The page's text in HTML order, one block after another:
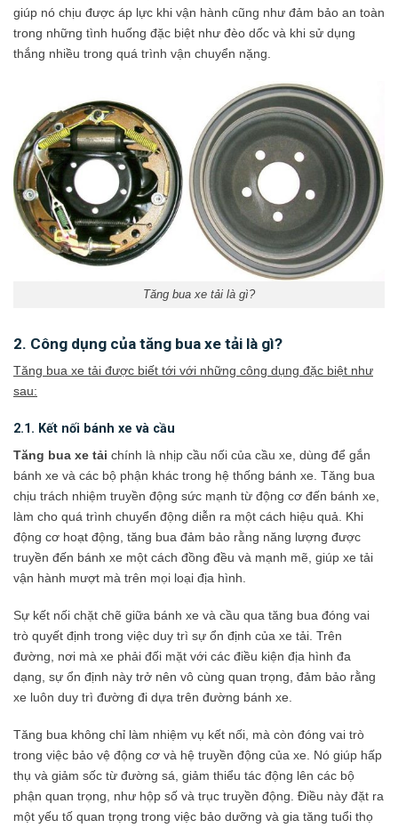
giúp nó chịu được áp lực khi vận hành cũng như đảm bảo an toàn
trong những tình huống đặc biệt như đèo dốc và khi sử dụng
thắng nhiều trong quá trình vận chuyển nặng.
Tăng bua xe tải là gì?
2. Công dụng của tăng bua xe tải là gì?
Tăng bua xe tải được biết tới với những công dụng đặc biệt như
sau:
2.1. Kết nối bánh xe và cầu
Tăng bua xe tải chính là nhịp cầu nối của cầu xe, dùng để gắn
bánh xe và các bộ phận khác trong hệ thống bánh xe. Tăng bua
chịu trách nhiệm truyền động sức mạnh từ động cơ đến bánh xe,
làm cho quá trình chuyển động diễn ra một cách hiệu quả. Khi
động cơ hoạt động, tăng bua đảm bảo rằng năng lượng được
truyền đến bánh xe một cách đồng đều và mạnh mẽ, giúp xe tải
vận hành mượt mà trên mọi loại địa hình.
Sự kết nối chặt chẽ giữa bánh xe và cầu qua tăng bua đóng vai
trò quyết định trong việc duy trì sự ổn định của xe tải. Trên
đường, nơi mà xe phải đối mặt với các điều kiện địa hình đa
dạng, sự ổn định này trở nên vô cùng quan trọng, đảm bảo rằng
xe luôn duy trì đường đi dựa trên đường bánh xe.
Tăng bua không chỉ làm nhiệm vụ kết nối, mà còn đóng vai trò
trong việc bảo vệ động cơ và hệ truyền động của xe. Nó giúp hấp
thụ và giảm sốc từ đường sá, giảm thiểu tác động lên các bộ
phận quan trọng, như hộp số và trục truyền động. Điều này đặt ra
một yếu tố quan trọng trong việc bảo dưỡng và gia tăng tuổi thọ